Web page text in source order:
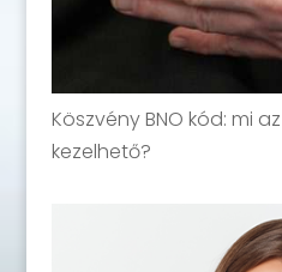
Köszvény BNO kód: mi
kezelhető?